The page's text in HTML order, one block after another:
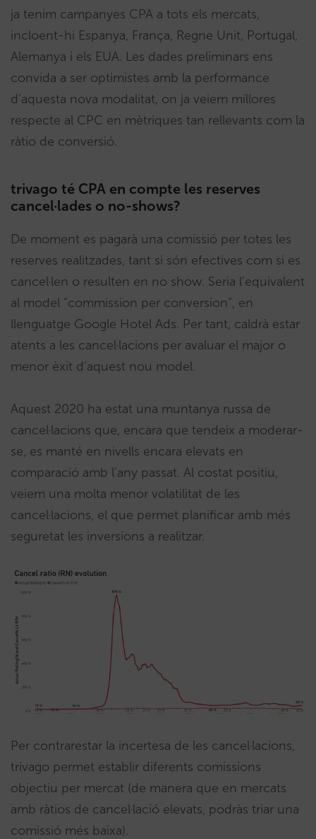
ja tenim campanyes CPA a tots els mercats,
incloent-hi Espanya, França, Regne Unit, Portugal,
Alemanya i els EUA. Les dades preliminars ens
convida a ser optimistes amb la performance
d’aquesta nova modalitat, on ja veiem millores
respecte al CPC en mètriques tan rellevants com la
ràtio de conversió.
trivago té CPA en compte les reserves
cancel·lades o no-shows?
De moment es pagarà una comissió per totes les
reserves realitzades, tant si són efectives com si es
cancel·len o resulten en no show. Seria l’equivalent
al model “commission per conversion”, en
llenguatge Google Hotel Ads. Per tant, caldrà estar
atents a les cancel·lacions per avaluar el major o
menor èxit d’aquest nou model.
Aquest 2020 ha estat una muntanya russa de
cancel·lacions que, encara que tendeix a moderar-
se, es manté en nivells encara elevats en
comparació amb l’any passat. Al costat positiu,
veiem una molta menor volatilitat de les
cancel·lacions, el que permet planificar amb més
seguretat les inversions a realitzar.
Per contrarestar la incertesa de les cancel·lacions,
trivago permet establir diferents comissions
objectiu per mercat (de manera que en mercats
amb ràtios de cancel·lació elevats, podràs triar una
comissió més baixa).